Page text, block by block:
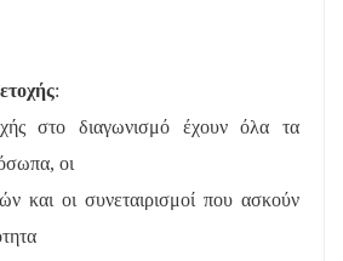
:
στο διαγωνισμό έχουν όλα τα
οι
και οι συνεταιρισμοί που ασκούν